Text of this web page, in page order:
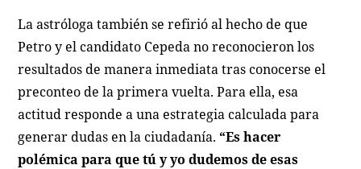
La astróloga también se refirió al hecho de que
Petro y el candidato Cepeda no reconocieron los
resultados de manera inmediata tras conocerse el
preconteo de la primera vuelta. Para ella, esa
actitud responde a una estrategia calculada para
generar dudas en la ciudadanía. “Es hacer
polémica para que tú y yo dudemos de esas